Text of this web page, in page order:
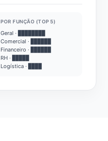
POR FUNÇÃO (TOP 5)
Geral · ████████
Comercial · ██████
Financeiro · ██████
RH · █████
Logística · ████